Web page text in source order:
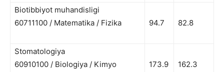
Biotibbiyot muhandisligi
60711100 / Matematika / Fizika
94.7 82.8
Stomatologiya
60910100 / Biologiya / Kimyo
173.9 162.3